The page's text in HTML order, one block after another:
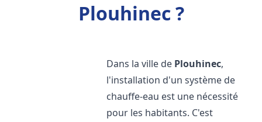
Plouhinec ?
Dans la ville de Plouhinec,
l'installation d'un système de
chauffe-eau est une nécessité
pour les habitants. C'est